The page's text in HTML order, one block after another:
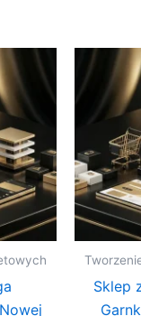
Sklep